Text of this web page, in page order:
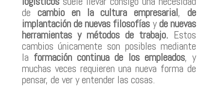
de cambio en la cultura empresarial,de
implantación de nuevas filosofías yde nuevas
herramientas y métodos de trabajo. Estos
cambios únicamente son posibles mediante
la formación continua de los empleados, y
muchas veces requieren una nueva forma de
pensar, de ver y entender las cosas.